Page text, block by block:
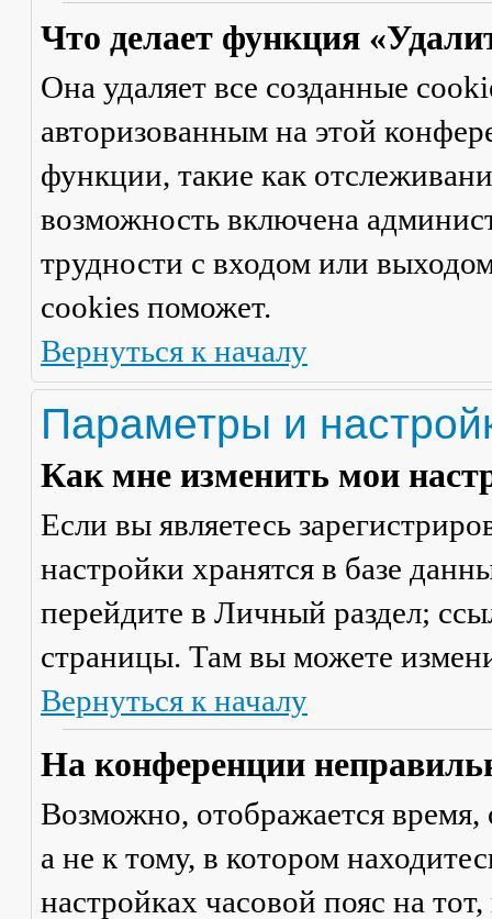
Что делает функция
Она удаляет все созданные
авторизованным на этой
функции, такие как
возможность включена
трудности с входом или
cookies поможет.
Вернуться к началу
Параметры и
Как мне изменить мои
Если вы являетесь
настройки хранятся в базе
перейдите в Личный раздел;
страницы. Там вы можете
Вернуться к началу
На конференции
Возможно, отображается время,
а не к тому, в котором
настройках часовой пояс на